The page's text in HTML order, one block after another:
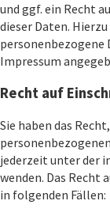
und ggf. ein Recht
dieser Daten.
personenbezogene
Impressum
Recht auf
Sie haben das
jederzeit unter der
wenden. Das Recht
in folgenden Fällen: